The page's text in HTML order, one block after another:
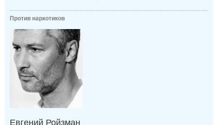
Против наркотиков
Евгений Ройзман